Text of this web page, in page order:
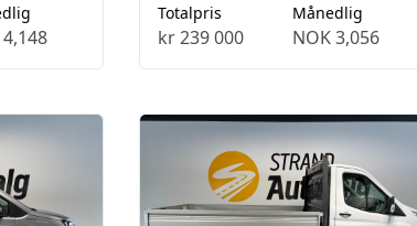
Totalpris
kr 239 000
Månedlig
NOK 3,056